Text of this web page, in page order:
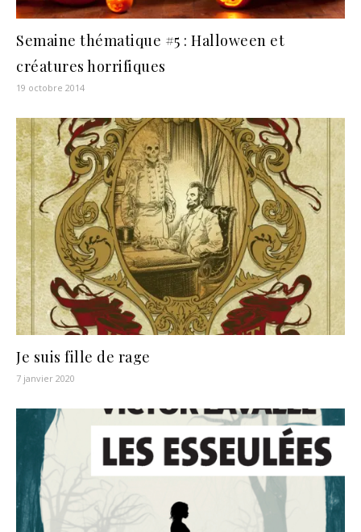
Semaine thématique #5 : Halloween et
créatures horrifiques
19 octobre 2014
Je suis fille de rage
7 janvier 2020